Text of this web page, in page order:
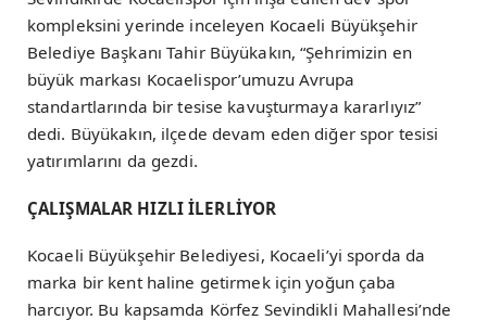
kompleksini yerinde inceleyen Kocaeli Büyükşehir
Belediye Başkanı Tahir Büyükakın, “Şehrimizin en
büyük markası Kocaelispor’umuzu Avrupa
standartlarında bir tesise kavuşturmaya kararlıyız”
dedi. Büyükakın, ilçede devam eden diğer spor tesisi
yatırımlarını da gezdi.
ÇALIŞMALAR HIZLI İLERLİYOR
Kocaeli Büyükşehir Belediyesi, Kocaeli’yi sporda da
marka bir kent haline getirmek için yoğun çaba
harcıyor. Bu kapsamda Körfez Sevindikli Mahallesi’nde